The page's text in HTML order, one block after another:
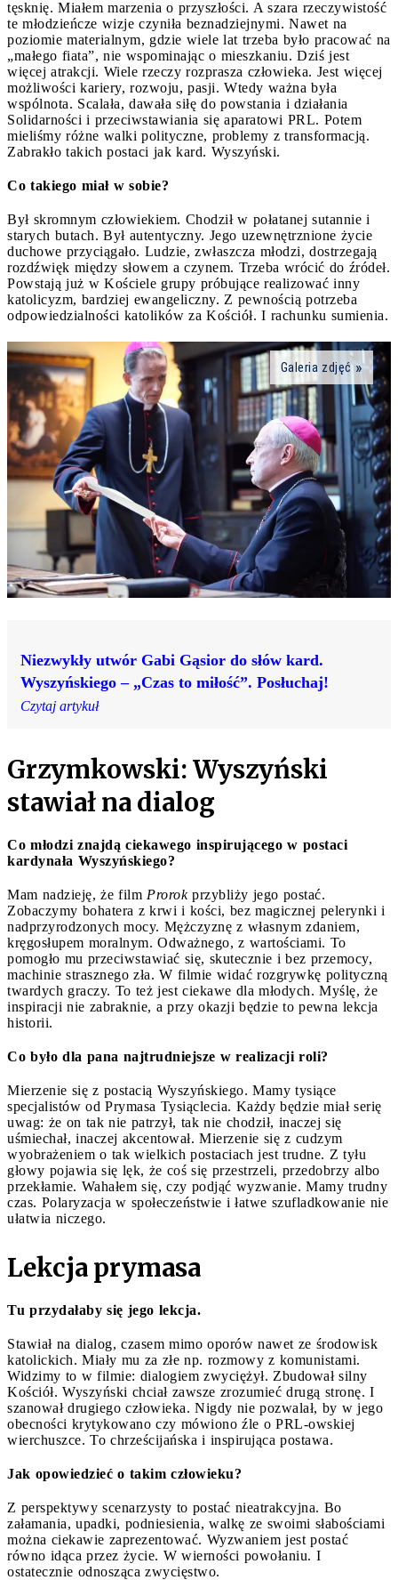
tęsknię. Miałem marzenia o przyszłości. A szara rzeczywistość
te młodzieńcze wizje czyniła beznadziejnymi. Nawet na
poziomie materialnym, gdzie wiele lat trzeba było pracować na
„małego fiata”, nie wspominając o mieszkaniu. Dziś jest
więcej atrakcji. Wiele rzeczy rozprasza człowieka. Jest więcej
możliwości kariery, rozwoju, pasji. Wtedy ważna była
wspólnota. Scalała, dawała siłę do powstania i działania
Solidarności i przeciwstawiania się aparatowi PRL. Potem
mieliśmy różne walki polityczne, problemy z transformacją.
Zabrakło takich postaci jak kard. Wyszyński.
Co takiego miał w sobie?
Był skromnym człowiekiem. Chodził w połatanej sutannie i
starych butach. Był autentyczny. Jego uzewnętrznione życie
duchowe przyciągało. Ludzie, zwłaszcza młodzi, dostrzegają
rozdźwięk między słowem a czynem. Trzeba wrócić do źródeł.
Powstają już w Kościele grupy próbujące realizować inny
katolicyzm, bardziej ewangeliczny. Z pewnością potrzeba
odpowiedzialności katolików za Kościół. I rachunku sumienia.
Galeria zdjęć
Niezwykły utwór Gabi Gąsior do słów kard.
Wyszyńskiego – „Czas to miłość”. Posłuchaj!
Czytaj artykuł
Grzymkowski: Wyszyński
stawiał na dialog
Co młodzi znajdą ciekawego inspirującego w postaci
kardynała Wyszyńskiego?
Mam nadzieję, że film Prorokprzybliży jego postać.
Zobaczymy bohatera z krwi i kości, bez magicznej pelerynki i
nadprzyrodzonych mocy. Mężczyznę z własnym zdaniem,
kręgosłupem moralnym. Odważnego, z wartościami. To
pomogło mu przeciwstawiać się, skutecznie i bez przemocy,
machinie strasznego zła. W filmie widać rozgrywkę polityczną
twardych graczy. To też jest ciekawe dla młodych. Myślę, że
inspiracji nie zabraknie, a przy okazji będzie to pewna lekcja
historii.
Co było dla pana najtrudniejsze w realizacji roli?
Mierzenie się z postacią Wyszyńskiego. Mamy tysiące
specjalistów od Prymasa Tysiąclecia. Każdy będzie miał serię
uwag: że on tak nie patrzył, tak nie chodził, inaczej się
uśmiechał, inaczej akcentował. Mierzenie się z cudzym
wyobrażeniem o tak wielkich postaciach jest trudne. Z tyłu
głowy pojawia się lęk, że coś się przestrzeli, przedobrzy albo
przekłamie. Wahałem się, czy podjąć wyzwanie. Mamy trudny
czas. Polaryzacja w społeczeństwie i łatwe szufladkowanie nie
ułatwia niczego.
Lekcja prymasa
Tu przydałaby się jego lekcja.
Stawiał na dialog, czasem mimo oporów nawet ze środowisk
katolickich. Miały mu za złe np. rozmowy z komunistami.
Widzimy to w filmie: dialogiem zwyciężył. Zbudował silny
Kościół. Wyszyński chciał zawsze zrozumieć drugą stronę. I
szanował drugiego człowieka. Nigdy nie pozwalał, by w jego
obecności krytykowano czy mówiono źle o PRL-owskiej
wierchuszce. To chrześcijańska i inspirująca postawa.
Jak opowiedzieć o takim człowieku?
Z perspektywy scenarzysty to postać nieatrakcyjna. Bo
załamania, upadki, podniesienia, walkę ze swoimi słabościami
można ciekawie zaprezentować. Wyzwaniem jest postać
równo idąca przez życie. W wierności powołaniu. I
ostatecznie odnosząca zwycięstwo.